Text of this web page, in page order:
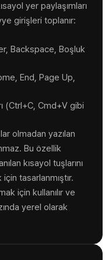
yer paylaşımları
girişleri toplanır:
Backspace, Boşluk
End, Page Up,
(Ctrl+C, Cmd+V gibi
olmadan yazılan
Bu özellik
kısayol tuşlarını
tasarlanmıştır.
için kullanılır ve
yerel olarak